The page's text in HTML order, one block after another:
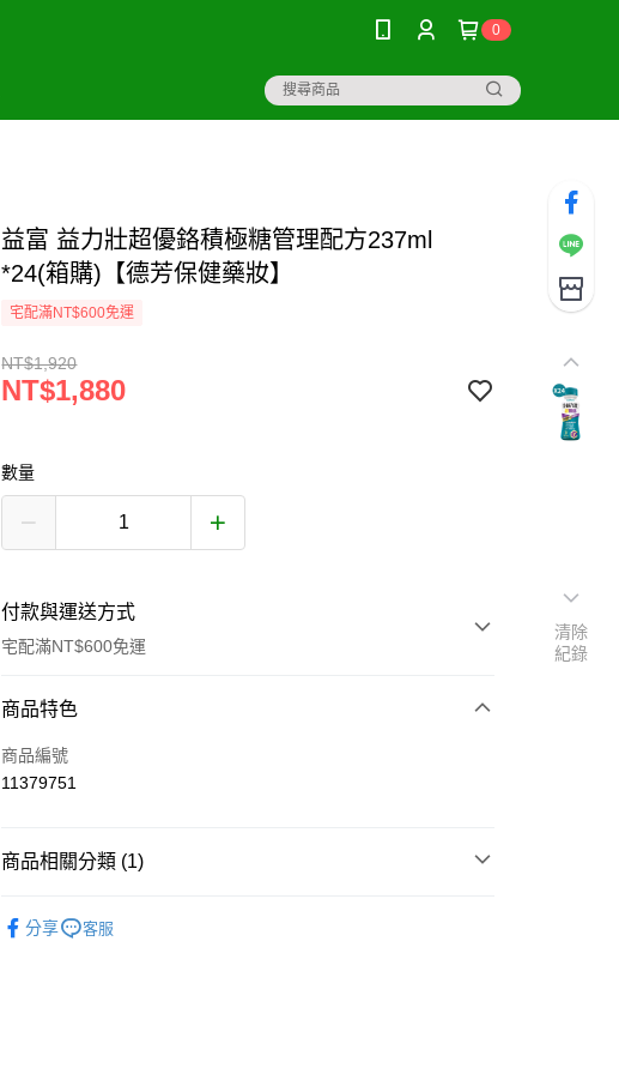
0
益富 益力壯超優鉻積極糖管理配方237ml
*24(箱購)【德芳保健藥妝】
宅配滿NT$600免運
NT$1,920
NT$1,880
數量
付款與運送方式
宅配滿NT$600免運
付款方式
信用卡一次付款
悠遊付
商品特色
商品編號
11379751
商品相關分類 (1)
分享
客服
清除
紀錄